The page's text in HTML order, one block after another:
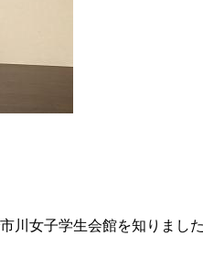
女子学生会館を知りまし